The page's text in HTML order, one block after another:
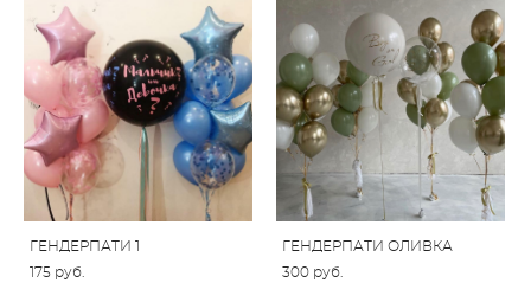
ГЕНДЕРПАТИ 1
175 pуб.
ГЕНДЕРПАТИ ОЛИВКА
300 pуб.